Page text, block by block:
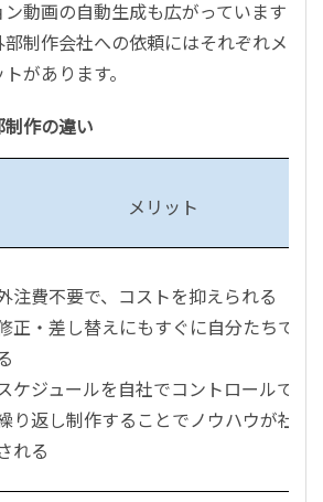
ン動画の自動生成も広がっています
制作会社への依頼にはそれぞれメ
があります。
作の違い
メリット
注費不要で、コストを抑えられる
正・差し替えにもすぐに自分たちで対
ケジュールを自社でコントロールでき
り返し制作することでノウハウが社内
れる